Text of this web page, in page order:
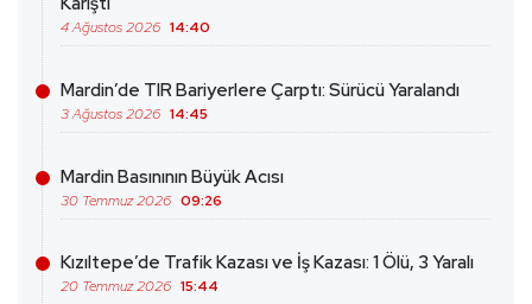
4 Ağustos 2026 14:40
Mardin’de TIR Bariyerlere Çarptı: Sürücü Yaralandı
3 Ağustos 2026 14:45
Mardin Basınının Büyük Acısı
30 Temmuz 2026 09:26
Kızıltepe’de Trafik Kazası ve İş Kazası: 1 Ölü, 3 Yaralı
20 Temmuz 2026 15:44